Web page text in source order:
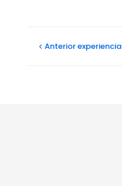
Anteriorexperiencia